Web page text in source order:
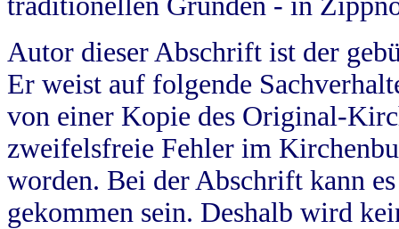
Autor dieser Abschrift ist der
Er weist auf folgende
von einer Kopie des Original-
zweifelsfreie Fehler im
worden. Bei der Abschrift kann
gekommen sein. Deshalb wird